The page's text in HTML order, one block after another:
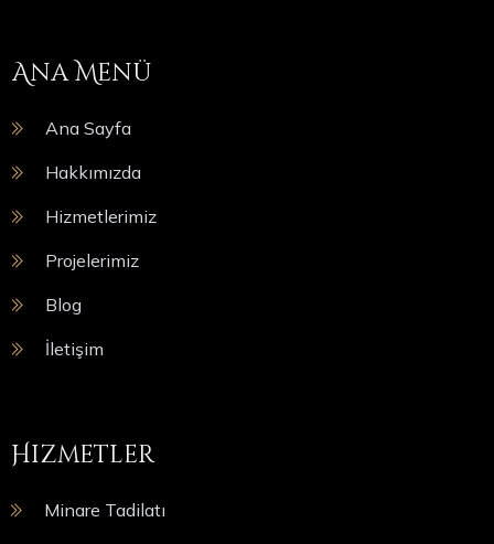
Ana Menü
Ana Sayfa
Hakkımızda
Hizmetlerimiz
Projelerimiz
Blog
İletişim
Hizmetler
Minare Tadilatı